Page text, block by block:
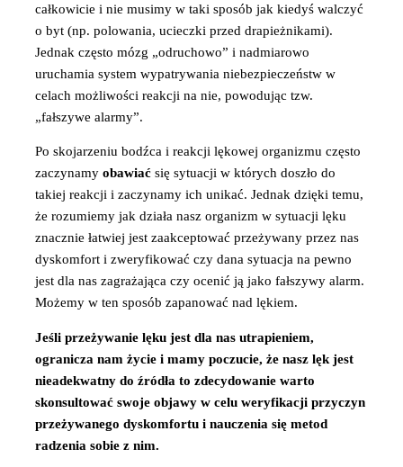
całkowicie i nie musimy w taki sposób jak kiedyś walczyć
o byt (np. polowania, ucieczki przed drapieżnikami).
Jednak często mózg „odruchowo” i nadmiarowo
uruchamia system wypatrywania niebezpieczeństw w
celach możliwości reakcji na nie, powodując tzw.
„fałszywe alarmy”.
Po skojarzeniu bodźca i reakcji lękowej organizmu często
zaczynamy obawiaćsię sytuacji w których doszło do
takiej reakcji i zaczynamy ich unikać. Jednak dzięki temu,
że rozumiemy jak działa nasz organizm w sytuacji lęku
znacznie łatwiej jest zaakceptować przeżywany przez nas
dyskomfort i zweryfikować czy dana sytuacja na pewno
jest dla nas zagrażająca czy ocenić ją jako fałszywy alarm.
Możemy w ten sposób zapanować nad lękiem.
Jeśli przeżywanie lęku jest dla nas utrapieniem,
ogranicza nam życie i mamy poczucie, że nasz lęk jest
nieadekwatny do źródła to zdecydowanie warto
skonsultować swoje objawy w celu weryfikacji przyczyn
przeżywanego dyskomfortu i nauczenia się metod
radzenia sobie z nim.